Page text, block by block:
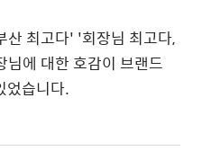
산 최고다' '회장님 최고다,
에 대한 호감이 브랜드
었습니다.